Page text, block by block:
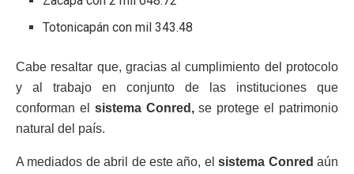
Totonicapán con mil 343.48
Cabe resaltar que, gracias al cumplimiento del protocolo
y al trabajo en conjunto de las instituciones que
conforman el sistema Conred,se protege el patrimonio
natural del país.
A mediados de abril de este año, elsistema Conred aún